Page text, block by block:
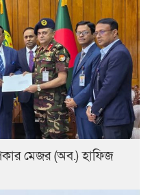
মেজর (অব.) হাফিজ